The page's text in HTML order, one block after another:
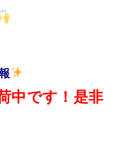
中です！是非